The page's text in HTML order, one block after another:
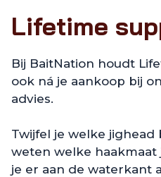
Lifetime
Bij BaitNation houdt
ook ná je aankoop bij
advies.
Twijfel je welke jighead
weten welke
je er aan de waterkant